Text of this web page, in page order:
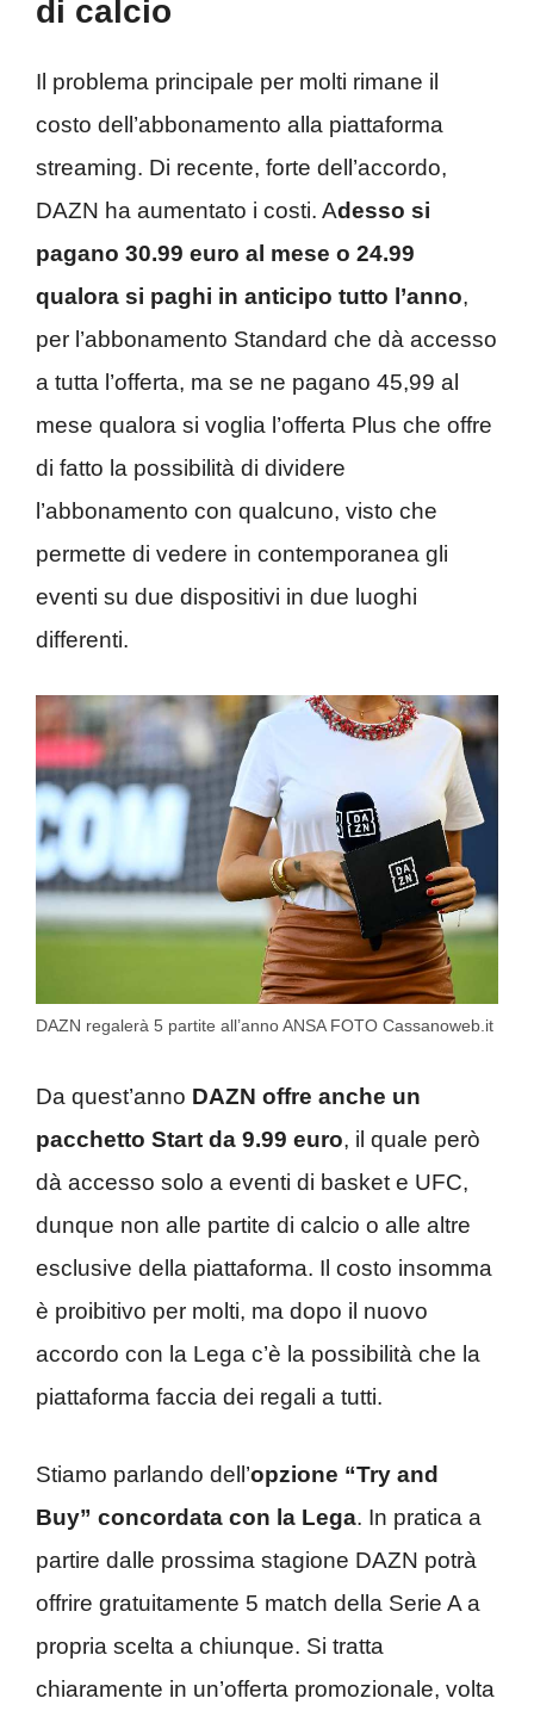
di calcio
Il problema principale per molti rimane il
costo dell’abbonamento alla piattaforma
streaming. Di recente, forte dell’accordo,
DAZN ha aumentato i costi. Adesso si
pagano 30.99 euro al mese o 24.99
qualora si paghi in anticipo tutto l’anno,
per l’abbonamento Standard che dà accesso
a tutta l’offerta, ma se ne pagano 45,99 al
mese qualora si voglia l’offerta Plus che offre
di fatto la possibilità di dividere
l’abbonamento con qualcuno, visto che
permette di vedere in contemporanea gli
eventi su due dispositivi in due luoghi
differenti.
DAZN regalerà 5 partite all’anno ANSA FOTO Cassanoweb.it
Da quest’anno DAZN offre anche un
pacchetto Start da 9.99 euro, il quale però
dà accesso solo a eventi di basket e UFC,
dunque non alle partite di calcio o alle altre
esclusive della piattaforma. Il costo insomma
è proibitivo per molti, ma dopo il nuovo
accordo con la Lega c’è la possibilità che la
piattaforma faccia dei regali a tutti.
Stiamo parlando dell’opzione “Try and
Buy” concordata con la Lega. In pratica a
partire dalle prossima stagione DAZN potrà
offrire gratuitamente 5 match della Serie A a
propria scelta a chiunque. Si tratta
chiaramente in un’offerta promozionale, volta